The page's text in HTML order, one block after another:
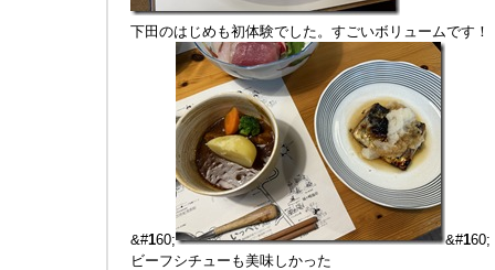
下田のはじめも初体験でした。すごいボリュームです！
&#160; &#160;
ビーフシチューも美味しかった